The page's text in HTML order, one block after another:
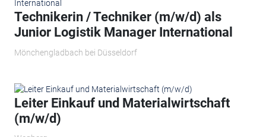
Technikerin / Techniker (m/w/d) als
Junior Logistik Manager International
Mönchengladbach bei Düsseldorf
Leiter Einkauf und Materialwirtschaft
(m/w/d)